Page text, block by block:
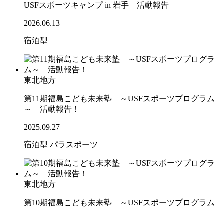
USFスポーツキャンプ in 岩手 活動報告
2026.06.13
宿泊型
東北地方
第11期福島こども未来塾 ～USFスポーツプログラム
～ 活動報告！
2025.09.27
宿泊型 パラスポーツ
東北地方
第10期福島こども未来塾 ～USFスポーツプログラム